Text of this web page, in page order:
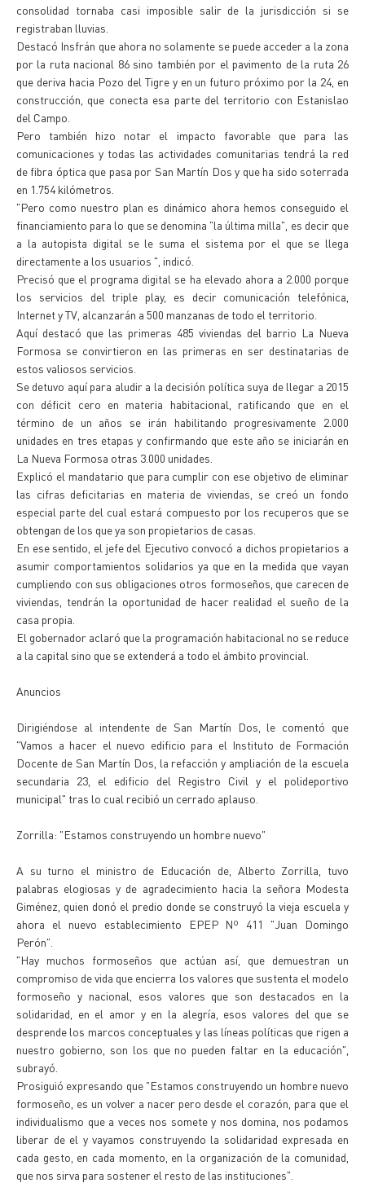
consolidad tornaba casi imposible salir de la jurisdicción si se
registraban lluvias.
Destacó Insfrán que ahora no solamente se puede acceder a la zona
por la ruta nacional 86 sino también por el pavimento de la ruta 26
que deriva hacia Pozo del Tigre y en un futuro próximo por la 24, en
construcción, que conecta esa parte del territorio con Estanislao
del Campo.
Pero también hizo notar el impacto favorable que para las
comunicaciones y todas las actividades comunitarias tendrá la red
de fibra óptica que pasa por San Martín Dos y que ha sido soterrada
en 1.754 kilómetros.
"Pero como nuestro plan es dinámico ahora hemos conseguido el
financiamiento para lo que se denomina "la última milla", es decir que
a la autopista digital se le suma el sistema por el que se llega
directamente a los usuarios ", indicó.
Precisó que el programa digital se ha elevado ahora a 2.000 porque
los servicios del triple play, es decir comunicación telefónica,
Internet y TV, alcanzarán a 500 manzanas de todo el territorio.
Aquí destacó que las primeras 485 viviendas del barrio La Nueva
Formosa se convirtieron en las primeras en ser destinatarias de
estos valiosos servicios.
Se detuvo aquí para aludir a la decisión política suya de llegar a 2015
con déficit cero en materia habitacional, ratificando que en el
término de un años se irán habilitando progresivamente 2.000
unidades en tres etapas y confirmando que este año se iniciarán en
La Nueva Formosa otras 3.000 unidades.
Explicó el mandatario que para cumplir con ese objetivo de eliminar
las cifras deficitarias en materia de viviendas, se creó un fondo
especial parte del cual estará compuesto por los recuperos que se
obtengan de los que ya son propietarios de casas.
En ese sentido, el jefe del Ejecutivo convocó a dichos propietarios a
asumir comportamientos solidarios ya que en la medida que vayan
cumpliendo con sus obligaciones otros formoseños, que carecen de
viviendas, tendrán la oportunidad de hacer realidad el sueño de la
casa propia.
El gobernador aclaró que la programación habitacional no se reduce
a la capital sino que se extenderá a todo el ámbito provincial.
Anuncios
Dirigiéndose al intendente de San Martín Dos, le comentó que
"Vamos a hacer el nuevo edificio para el Instituto de Formación
Docente de San Martín Dos, la refacción y ampliación de la escuela
secundaria 23, el edificio del Registro Civil y el polideportivo
municipal" tras lo cual recibió un cerrado aplauso.
Zorrilla: "Estamos construyendo un hombre nuevo"
A su turno el ministro de Educación de, Alberto Zorrilla, tuvo
palabras elogiosas y de agradecimiento hacia la señora Modesta
Giménez, quien donó el predio donde se construyó la vieja escuela y
ahora el nuevo establecimiento EPEP Nº 411 "Juan Domingo
Perón".
"Hay muchos formoseños que actúan así, que demuestran un
compromiso de vida que encierra los valores que sustenta el modelo
formoseño y nacional, esos valores que son destacados en la
solidaridad, en el amor y en la alegría, esos valores del que se
desprende los marcos conceptuales y las líneas políticas que rigen a
nuestro gobierno, son los que no pueden faltar en la educación",
subrayó.
Prosiguió expresando que "Estamos construyendo un hombre nuevo
formoseño, es un volver a nacer pero desde el corazón, para que el
individualismo que a veces nos somete y nos domina, nos podamos
liberar de el y vayamos construyendo la solidaridad expresada en
cada gesto, en cada momento, en la organización de la comunidad,
que nos sirva para sostener el resto de las instituciones".